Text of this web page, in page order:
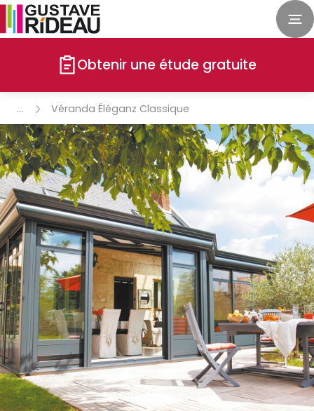
Obtenir une étude gratuite
Véranda Éléganz Classique